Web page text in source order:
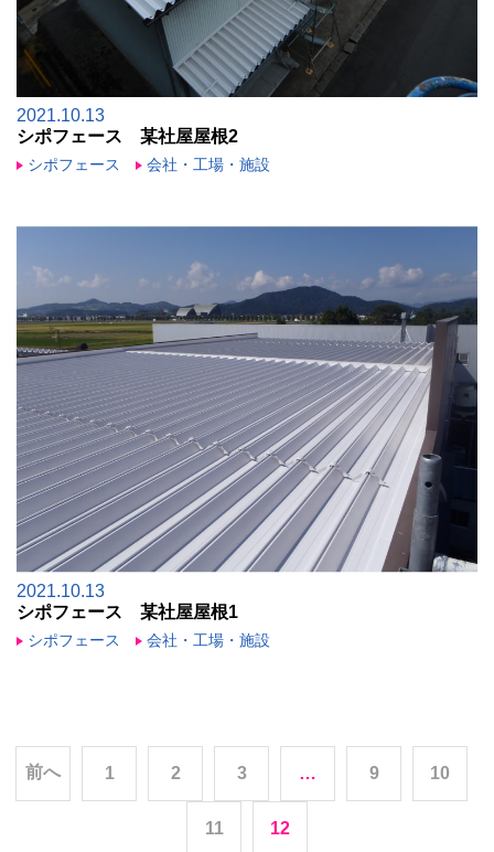
2021.10.13
シポフェース 某社屋屋根2
シポフェース 会社・工場・施設
2021.10.13
シポフェース 某社屋屋根1
シポフェース 会社・工場・施設
前へ 1 2 3 … 9 10
11 12